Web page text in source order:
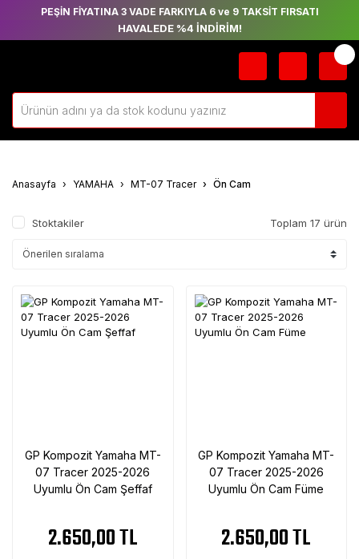
PEŞİN FİYATINA 3 VADE FARKIYLA 6 ve 9 TAKSİT FIRSATI
HAVALEDE %4 İNDİRİM!
Anasayfa YAMAHA MT-07 Tracer Ön Cam
Stoktakiler Toplam 17 ürün
GP Kompozit Yamaha MT-
07 Tracer 2025-2026
Uyumlu Ön Cam Şeffaf
2.650,00 TL
GP Kompozit Yamaha MT-
07 Tracer 2025-2026
Uyumlu Ön Cam Füme
2.650,00 TL